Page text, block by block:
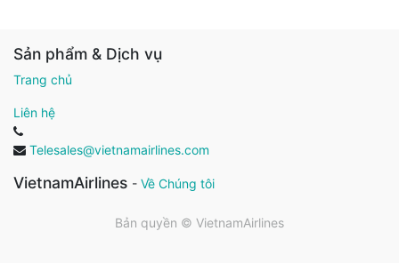
Sản phẩm & Dịch vụ
Trang chủ
Liên hệ
Telesales@vietnamairlines.com
VietnamAirlines - Về Chúng tôi
Bản quyền © VietnamAirlines